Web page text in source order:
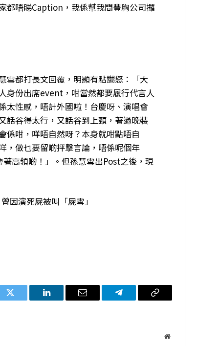
都唔睇Caption，我係幫我間豐胸公司攞
雪都打長文回覆，明顯有點嬲怒：「大
身份出席event，咁當然都要履行代言人
太性感，唔計外國啦！台慶呀、演唱會
話谷得太行，又話谷到上頸，著過晚裝
係咁，咩唔自然呀？本身就咁點唔自
，做乜要留啲抨擊言論，唔係呢個年
高領啲！」。但孫慧雪出Post之後，現
因演死屍被叫「屍雪」
Twitter LinkedIn 电
Telegram 复
网